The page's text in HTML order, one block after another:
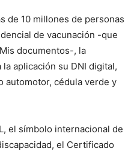
de 10 millones de personas
de vacunación -que
documentos-, la
aplicación su DNI digital,
automotor, cédula verde y
el símbolo internacional de
el Certificado